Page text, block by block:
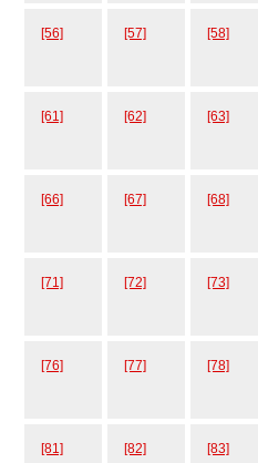
[56] [57] [58]
[61] [62] [63]
[66] [67] [68]
[71] [72] [73]
[76] [77] [78]
[81] [82] [83]